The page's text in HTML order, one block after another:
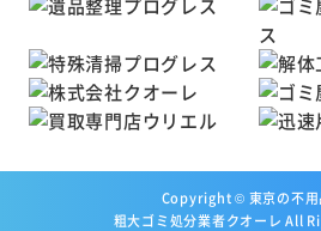
Copyright © 東京の不用
粗大ゴミ処分業者クオーレ All